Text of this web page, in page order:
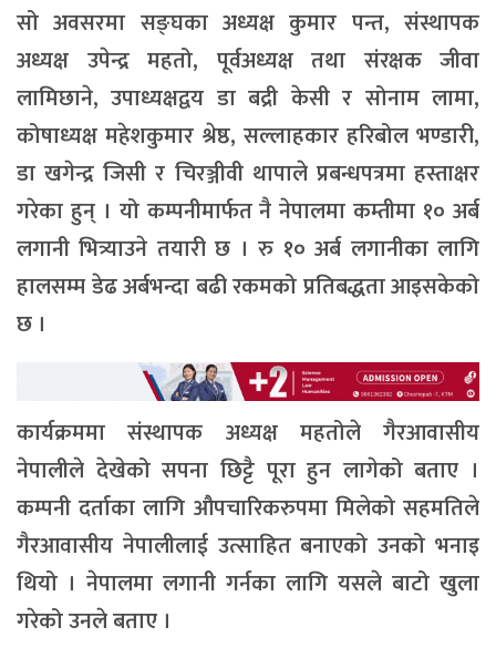
सो अवसरमा सङ्घका अध्यक्ष कुमार पन्त, संस्थापक
अध्यक्ष उपेन्द्र महतो, पूर्वअध्यक्ष तथा संरक्षक जीवा
लामिछाने, उपाध्यक्षद्वय डा बद्री केसी र सोनाम लामा,
कोषाध्यक्ष महेशकुमार श्रेष्ठ, सल्लाहकार हरिबोल भण्डारी,
डा खगेन्द्र जिसी र चिरञ्जीवी थापाले प्रबन्धपत्रमा हस्ताक्षर
गरेका हुन् । यो कम्पनीमार्फत नै नेपालमा कम्तीमा १० अर्ब
लगानी भित्र्याउने तयारी छ । रु १० अर्ब लगानीका लागि
हालसम्म डेढ अर्बभन्दा बढी रकमको प्रतिबद्धता आइसकेको
छ ।
कार्यक्रममा संस्थापक अध्यक्ष महतोले गैरआवासीय
नेपालीले देखेको सपना छिट्टै पूरा हुन लागेको बताए ।
कम्पनी दर्ताका लागि औपचारिकरुपमा मिलेको सहमतिले
गैरआवासीय नेपालीलाई उत्साहित बनाएको उनको भनाइ
थियो । नेपालमा लगानी गर्नका लागि यसले बाटो खुला
गरेको उनले बताए ।